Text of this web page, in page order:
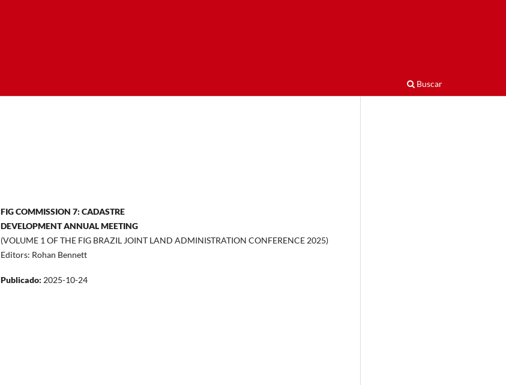
Buscar
FIG COMMISSION 7: CADASTRE
DEVELOPMENT ANNUAL MEETING
(VOLUME 1 OF THE FIG BRAZIL JOINT LAND ADMINISTRATION CONFERENCE 2025)
Editors: Rohan Bennett
Publicado: 2025-10-24